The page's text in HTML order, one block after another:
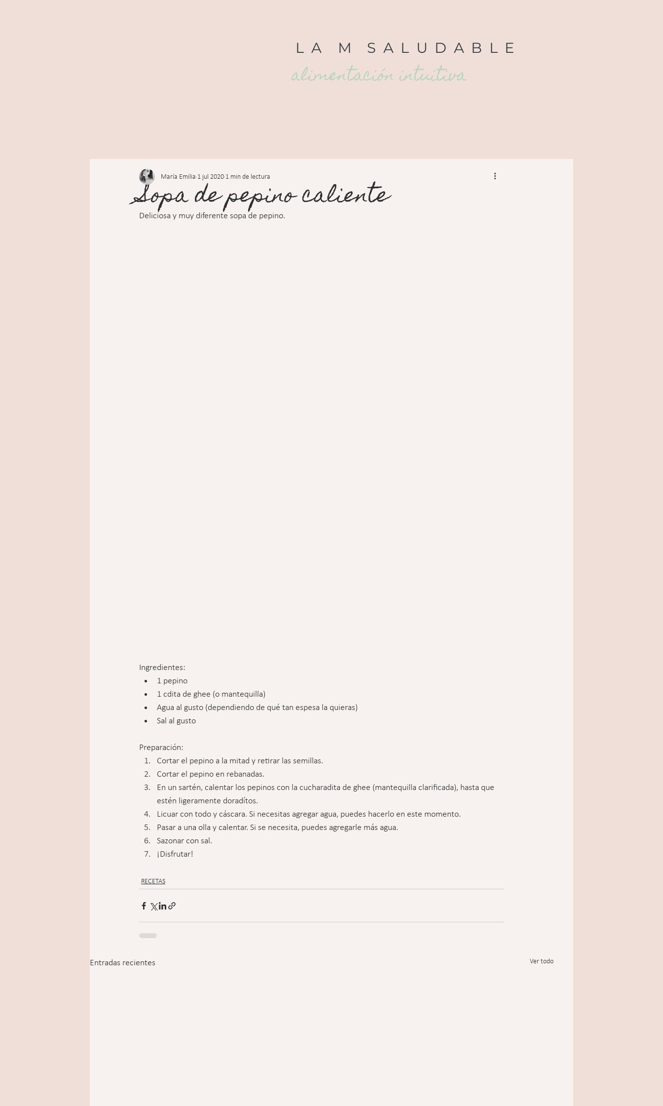
LA M SALUDABLE
alimentación intuitiva
Sopa de pepino caliente
María Emilia 1 jul 2020 1 min de lectura
Deliciosa y muy diferente sopa de pepino.
Ingredientes:
1 pepino
1 cdita de ghee (o mantequilla)
Agua al gusto (dependiendo de qué tan espesa la quieras)
Sal al gusto
Preparación:
Cortar el pepino a la mitad y retirar las semillas.
Cortar el pepino en rebanadas.
En un sartén, calentar los pepinos con la cucharadita de ghee (mantequilla clarificada), hasta que
estén ligeramente doradítos.
Licuar con todo y cáscara. Si necesitas agregar agua, puedes hacerlo en este momento.
Pasar a una olla y calentar. Si se necesita, puedes agregarle más agua.
Sazonar con sal.
¡Disfrutar!
RECETAS
Entradas recientes Ver todo